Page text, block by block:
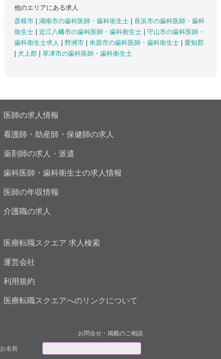
他のエリアにある求人
彦根市
湖南市の歯科医師・歯科衛生士
長浜市の歯科医師・歯科
衛生士
近江八幡市の歯科医師・歯科衛生士
守山市の歯科医師・
歯科衛生士求人
野洲市 米原市の歯科医師・歯科衛生士
愛知郡
犬上郡 草津市の歯科医師・歯科衛生士
医師の求人情報
看護師・助産師・保健師の求人
薬剤師の求人・派遣
歯科医師・歯科衛生士の求人情報
医師の年収情報
介護職の求人
医療転職スクエア 求人検索
運営会社
利用規約
医療転職スクエアへのリンクについて
お問合せ・掲載のご相談
お名前